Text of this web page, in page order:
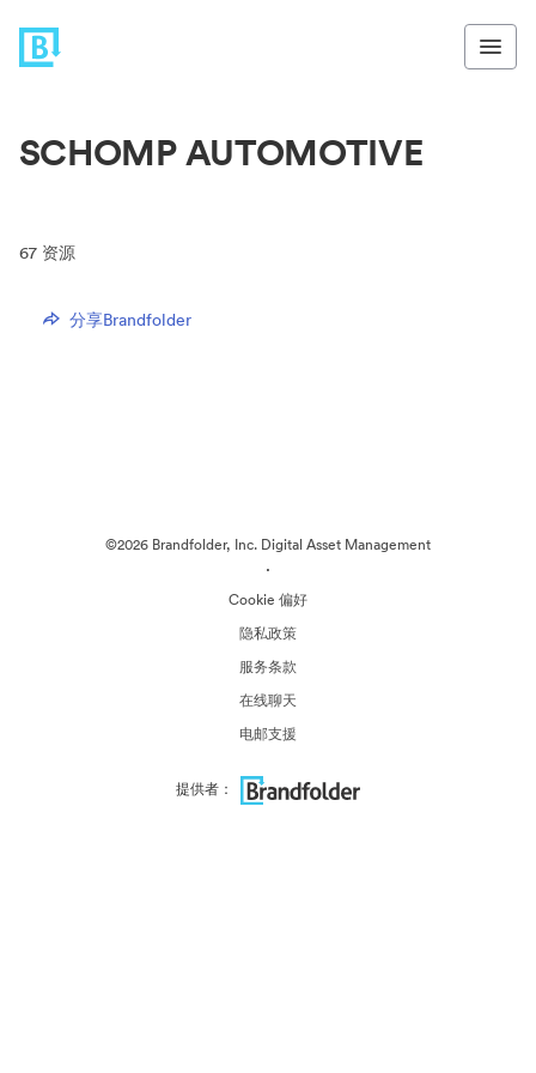
SCHOMP AUTOMOTIVE
67 资源
分享Brandfolder
©2026 Brandfolder, Inc. Digital Asset Management
·
Cookie 偏好
隐私政策
服务条款
在线聊天
电邮支援
提供者：